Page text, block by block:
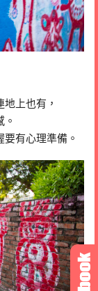
地上也有，
有心理準備。